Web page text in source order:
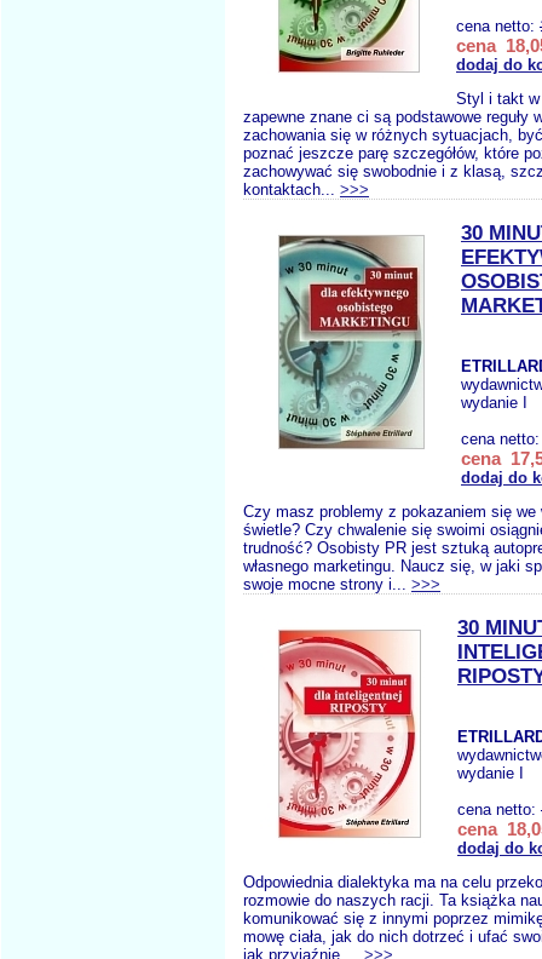
cena netto:
cena
dodaj do
Styl i takt
zapewne znane ci są podstawowe reguły
zachowania się w różnych sytuacjach,
poznać jeszcze parę szczegółów, które
zachowywać się swobodnie i z klasą,
kontaktach... >>>
30
wydanie I
cena
cena
dodaj do
Czy masz problemy z pokazaniem się we
świetle? Czy chwalenie się swoimi
trudność? Osobisty PR jest sztuką
własnego marketingu. Naucz się, w jaki
swoje mocne strony i... >>>
30
wydanie I
cena netto:
cena
dodaj do
Odpowiednia dialektyka ma na celu
rozmowie do naszych racji. Ta książka
komunikować się z innymi poprzez
mowę ciała, jak do nich dotrzeć i ufać
jak przyjaźnie,... >>>